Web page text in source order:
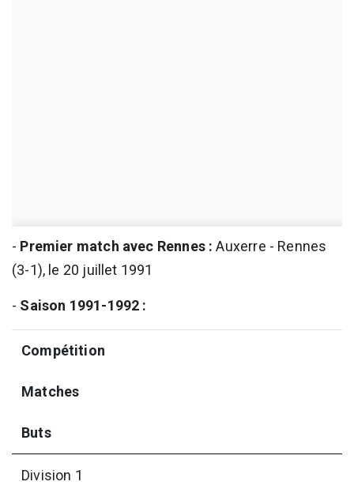
- Premier match avec Rennes : Auxerre - Rennes
(3-1), le 20 juillet 1991
- Saison 1991-1992 :
Compétition
Matches
Buts
Division 1